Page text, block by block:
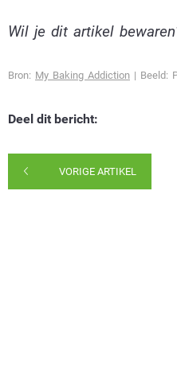
Wil je dit artikel
Bron: My Baking Addiction| Beeld:
Deel dit bericht:
VORIGE ARTIKEL